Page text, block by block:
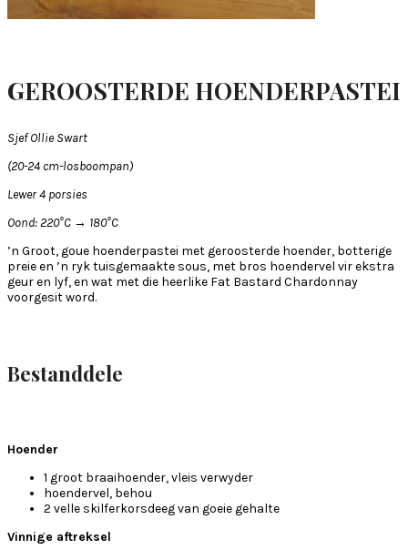
GEROOSTERDE HOENDERPASTEI
Sjef Ollie Swart
(20-24 cm-losboompan)
Lewer 4 porsies
Oond: 220°C → 180°C
’n Groot, goue hoenderpastei met geroosterde hoender, botterige
preie en ’n ryk tuisgemaakte sous, met bros hoendervel vir ekstra
geur en lyf, en wat met die heerlike Fat Bastard Chardonnay
voorgesit word.
Bestanddele
Hoender
1 groot braaihoender, vleis verwyder
hoendervel, behou
2 velle skilferkorsdeeg van goeie gehalte
Vinnige aftreksel